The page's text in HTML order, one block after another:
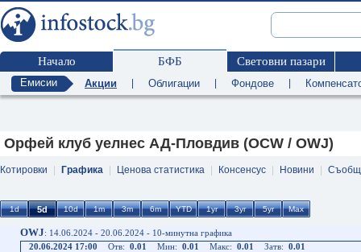
Начало БФБ Световни пазари
Емисии Акции Облигации Фондове
Орфей клуб уелнес АД-Пловдив (OCW / OWJ)
Котировки Графика Ценова статистика Консенсус Новини
OWJ: 14.06.2024 - 20.06.2024 - 10-минутна графика
20.06.2024 17:00
Отв: 0.01 Мин: 0.01 Макс: 0.01 Затв: 0.01